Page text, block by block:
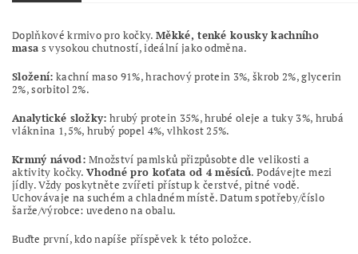
Doplňkové krmivo pro kočky. Měkké, tenké kousky kachního
masa s vysokou chutností, ideální jako odměna.
Složení: kachní maso 91%, hrachový protein 3%, škrob 2%, glycerin
2%, sorbitol 2%.
Analytické složky: hrubý protein 35%, hrubé oleje a tuky 3%, hrubá
vláknina 1,5%, hrubý popel 4%, vlhkost 25%.
Krmný návod:Množství pamlsků přizpůsobte dle velikosti a
aktivity kočky.Vhodné pro koťata od 4 měsíců. Podávejte mezi
jídly. Vždy poskytněte zvířeti přístup k čerstvé, pitné vodě.
Uchovávaje na suchém a chladném místě. Datum spotřeby/číslo
šarže/výrobce: uvedeno na obalu.
Buďte první, kdo napíše příspěvek k této položce.